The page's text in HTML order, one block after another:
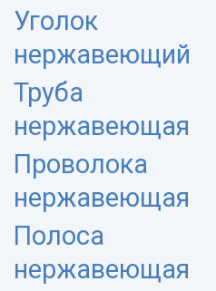
Уголок
нержавеющий
Труба
нержавеющая
Проволока
нержавеющая
Полоса
нержавеющая